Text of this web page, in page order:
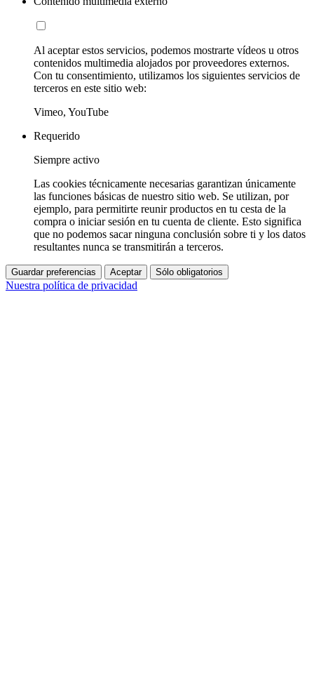
Al aceptar estos servicios, podemos mostrarte vídeos u otros
contenidos multimedia alojados por proveedores externos.
Con tu consentimiento, utilizamos los siguientes servicios de
terceros en este sitio web:
Vimeo, YouTube
Requerido
Siempre activo
Las cookies técnicamente necesarias garantizan únicamente
las funciones básicas de nuestro sitio web. Se utilizan, por
ejemplo, para permitirte reunir productos en tu cesta de la
compra o iniciar sesión en tu cuenta de cliente. Esto significa
que no podemos sacar ninguna conclusión sobre ti y los datos
resultantes nunca se transmitirán a terceros.
Guardar preferencias Aceptar Sólo obligatorios
Nuestra política de privacidad